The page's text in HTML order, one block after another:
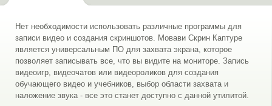
Нет необходимости использовать различные программы для
записи видео и создания скриншотов. Мовави Скрин Каптуре
является универсальным ПО для захвата экрана, которое
позволяет записывать все, что вы видите на мониторе. Запись
видеоигр, видеочатов или видеороликов для создания
обучающего видео и учебников, выбор области захвата и
наложение звука - все это станет доступно с данной утилитой.